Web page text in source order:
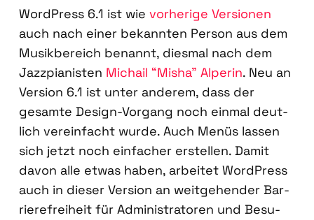
Word­Press 6.1 ist wie vor­he­ri­ge Ver­sio­nen
auch nach einer bekann­ten Per­son aus dem
Musik­be­reich benannt, dies­mal nach dem
Jazz­pia­nis­ten Michail “Misha” Alpe­rin. Neu an
Ver­si­on 6.1 ist unter ande­rem, dass der
gesam­te Design-Vor­gang noch ein­mal deut­
lich ver­ein­facht wur­de. Auch Menüs las­sen
sich jetzt noch ein­fa­cher erstel­len. Damit
davon alle etwas haben, arbei­tet Word­Press
auch in die­ser Ver­si­on an weit­ge­hen­der Bar­
rie­re­frei­heit für Admi­nis­tra­to­ren und Besu­